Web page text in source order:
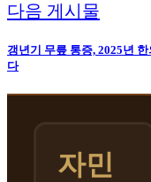
다음 게시물
갱년기 무릎 통증, 2025년
다
자민